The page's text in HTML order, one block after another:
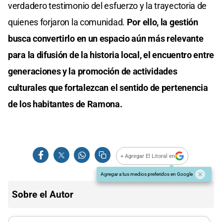
verdadero testimonio del esfuerzo y la trayectoria de
quienes forjaron la comunidad. Por ello, la gestión
busca convertirlo en un espacio aún más relevante
para la difusión de la historia local, el encuentro entre
generaciones y la promoción de actividades
culturales que fortalezcan el sentido de pertenencia
de los habitantes de Ramona.
+ Agregar El Litoral en
Agregar a tus medios preferidos en Google
Sobre el Autor